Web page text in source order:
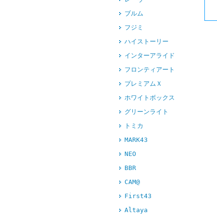
ブルム
フジミ
ハイストーリー
インターアライド
フロンティアート
プレミアムＸ
ホワイトボックス
グリーンライト
トミカ
MARK43
NEO
BBR
CAM@
First43
Altaya